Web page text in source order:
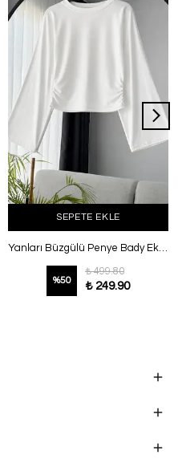
SEPETE EKLE
Yanları Büzgülü Penye Bady Ekru
%50
₺ 499.80
₺ 249.90